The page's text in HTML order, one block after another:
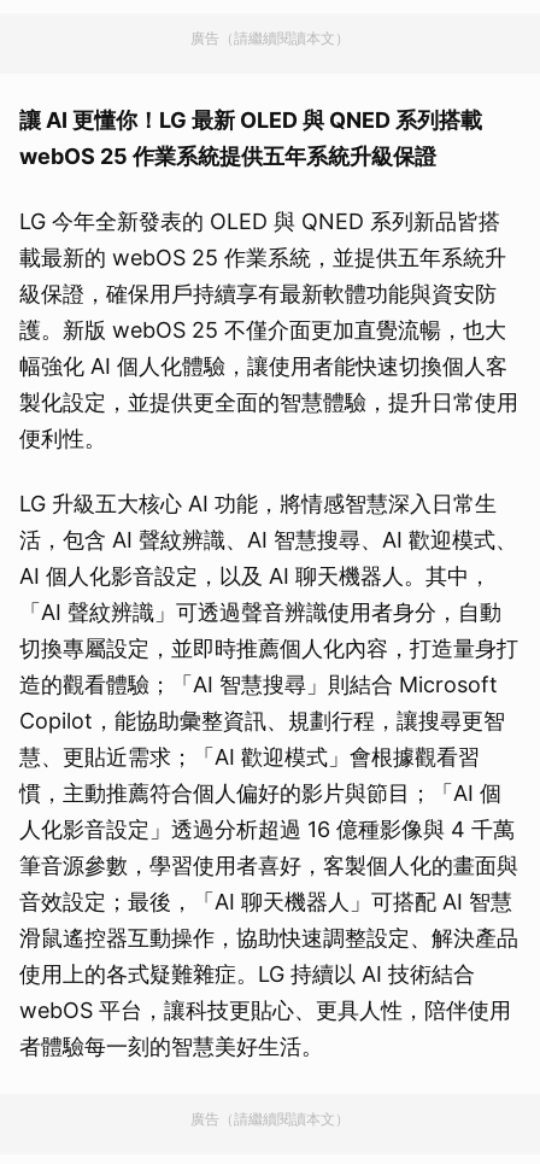
廣告（請繼續閱讀本文）
讓 AI 更懂你！LG 最新 OLED 與 QNED 系列搭載
webOS 25 作業系統提供五年系統升級保證
LG 今年全新發表的 OLED 與 QNED 系列新品皆搭
載最新的 webOS 25 作業系統，並提供五年系統升
級保證，確保用戶持續享有最新軟體功能與資安防
護。新版 webOS 25 不僅介面更加直覺流暢，也大
幅強化 AI 個人化體驗，讓使用者能快速切換個人客
製化設定，並提供更全面的智慧體驗，提升日常使用
便利性。
LG 升級五大核心 AI 功能，將情感智慧深入日常生
活，包含 AI 聲紋辨識、AI 智慧搜尋、AI 歡迎模式、
AI 個人化影音設定，以及 AI 聊天機器人。其中，
「AI 聲紋辨識」可透過聲音辨識使用者身分，自動
切換專屬設定，並即時推薦個人化內容，打造量身打
造的觀看體驗；「AI 智慧搜尋」則結合 Microsoft
Copilot，能協助彙整資訊、規劃行程，讓搜尋更智
慧、更貼近需求；「AI 歡迎模式」會根據觀看習
慣，主動推薦符合個人偏好的影片與節目；「AI 個
人化影音設定」透過分析超過 16 億種影像與 4 千萬
筆音源參數，學習使用者喜好，客製個人化的畫面與
音效設定；最後，「AI 聊天機器人」可搭配 AI 智慧
滑鼠遙控器互動操作，協助快速調整設定、解決產品
使用上的各式疑難雜症。LG 持續以 AI 技術結合
webOS 平台，讓科技更貼心、更具人性，陪伴使用
者體驗每一刻的智慧美好生活。
廣告（請繼續閱讀本文）